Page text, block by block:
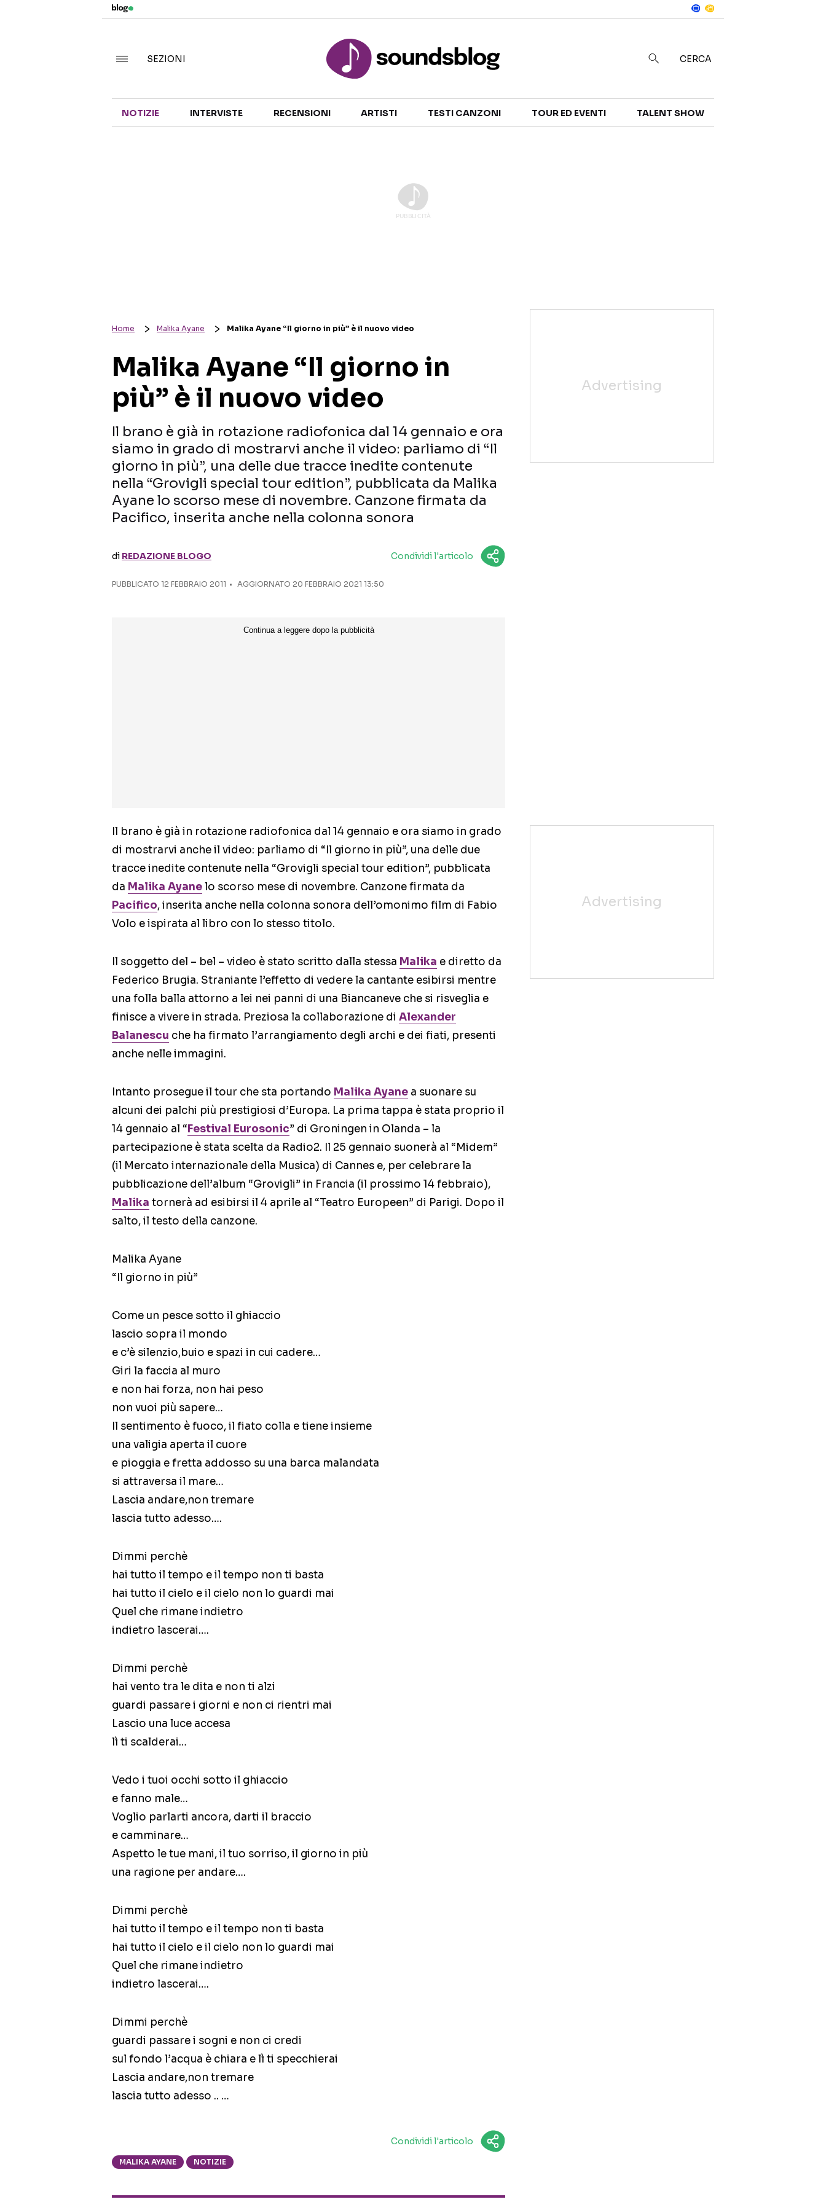
TALENT SHOW
SEZIONI CERCA
NOTIZIE INTERVISTE RECENSIONI ARTISTI TESTI CANZONI TOUR ED EVENTI TALENT SHOW
Home Malika Ayane Malika Ayane “Il giorno in più” è il nuovo video
Malika Ayane “Il giorno in
più” è il nuovo video
Il brano è già in rotazione radiofonica dal 14 gennaio e ora
siamo in grado di mostrarvi anche il video: parliamo di “Il
giorno in più”, una delle due tracce inedite contenute
nella “Grovigli special tour edition”, pubblicata da Malika
Ayane lo scorso mese di novembre. Canzone firmata da
Pacifico, inserita anche nella colonna sonora
di REDAZIONE BLOGO Condividi l'articolo
PUBBLICATO 12 FEBBRAIO 2011 AGGIORNATO 20 FEBBRAIO 2021 13:50
Il brano è già in rotazione radiofonica dal 14 gennaio e ora siamo in grado
di mostrarvi anche il video: parliamo di “Il giorno in più”, una delle due
tracce inedite contenute nella “Grovigli special tour edition”, pubblicata
da Malika Ayanelo scorso mese di novembre. Canzone firmata da
Pacifico, inserita anche nella colonna sonora dell’omonimo film di Fabio
Volo e ispirata al libro con lo stesso titolo.
Il soggetto del – bel – video è stato scritto dalla stessa Malika e diretto da
Federico Brugia. Straniante l’effetto di vedere la cantante esibirsi mentre
una folla balla attorno a lei nei panni di una Biancaneve che si risveglia e
finisce a vivere in strada. Preziosa la collaborazione di Alexander
Balanescu che ha firmato l’arrangiamento degli archi e dei fiati, presenti
anche nelle immagini.
Intanto prosegue il tour che sta portando Malika Ayane a suonare su
alcuni dei palchi più prestigiosi d’Europa. La prima tappa è stata proprio il
14 gennaio al “Festival Eurosonic” di Groningen in Olanda – la
partecipazione è stata scelta da Radio2. Il 25 gennaio suonerà al “Midem”
(il Mercato internazionale della Musica) di Cannes e, per celebrare la
pubblicazione dell’album “Grovigli” in Francia (il prossimo 14 febbraio),
Malika tornerà ad esibirsi il 4 aprile al “Teatro Europeen” di Parigi. Dopo il
salto, il testo della canzone.
Malika Ayane
“Il giorno in più”
Come un pesce sotto il ghiaccio
lascio sopra il mondo
e c’è silenzio,buio e spazi in cui cadere…
Giri la faccia al muro
e non hai forza, non hai peso
non vuoi più sapere…
Il sentimento è fuoco, il fiato colla e tiene insieme
una valigia aperta il cuore
e pioggia e fretta addosso su una barca malandata
si attraversa il mare…
Lascia andare,non tremare
lascia tutto adesso….
Dimmi perchè
hai tutto il tempo e il tempo non ti basta
hai tutto il cielo e il cielo non lo guardi mai
Quel che rimane indietro
indietro lascerai….
Dimmi perchè
hai vento tra le dita e non ti alzi
guardi passare i giorni e non ci rientri mai
Lascio una luce accesa
lì ti scalderai…
Vedo i tuoi occhi sotto il ghiaccio
e fanno male…
Voglio parlarti ancora, darti il braccio
e camminare…
Aspetto le tue mani, il tuo sorriso, il giorno in più
una ragione per andare….
Dimmi perchè
hai tutto il tempo e il tempo non ti basta
hai tutto il cielo e il cielo non lo guardi mai
Quel che rimane indietro
indietro lascerai….
Dimmi perchè
guardi passare i sogni e non ci credi
sul fondo l’acqua è chiara e lì ti specchierai
Lascia andare,non tremare
lascia tutto adesso .. …
Condividi l'articolo
MALIKA AYANE NOTIZIE